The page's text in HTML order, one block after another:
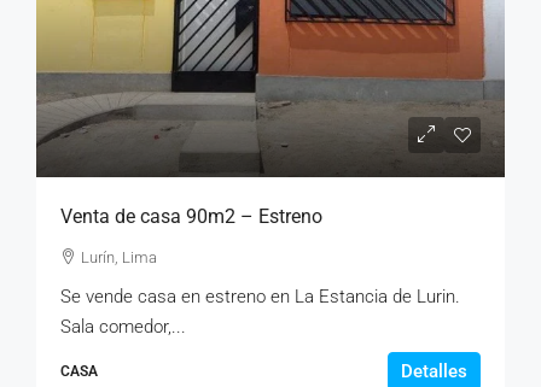
Venta de casa 90m2 – Estreno
Lurín, Lima
Se vende casa en estreno en La Estancia de Lurin.
Sala comedor,...
CASA Detalles